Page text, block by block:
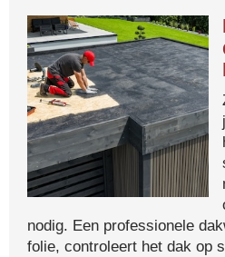
nodig. Een professionele
folie, controleert het dak op